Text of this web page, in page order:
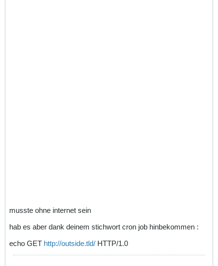
musste ohne internet sein
hab es aber dank deinem stichwort cron job hinbekommen :
echo GET http://outside.tld/ HTTP/1.0